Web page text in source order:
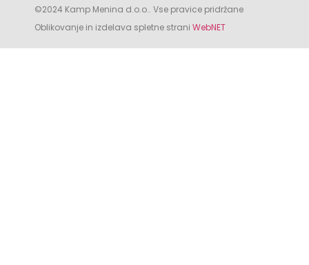
©2024 Kamp Menina d.o.o.. Vse pravice pridržane
Oblikovanje in izdelava spletne strani WebNET